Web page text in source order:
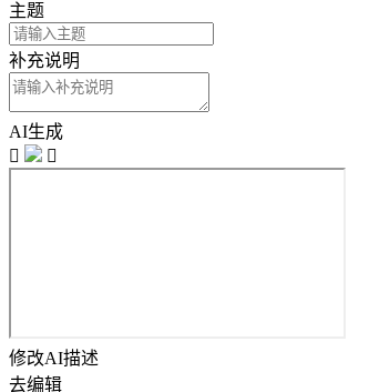
主题
补充说明
AI生成


修改AI描述
去编辑